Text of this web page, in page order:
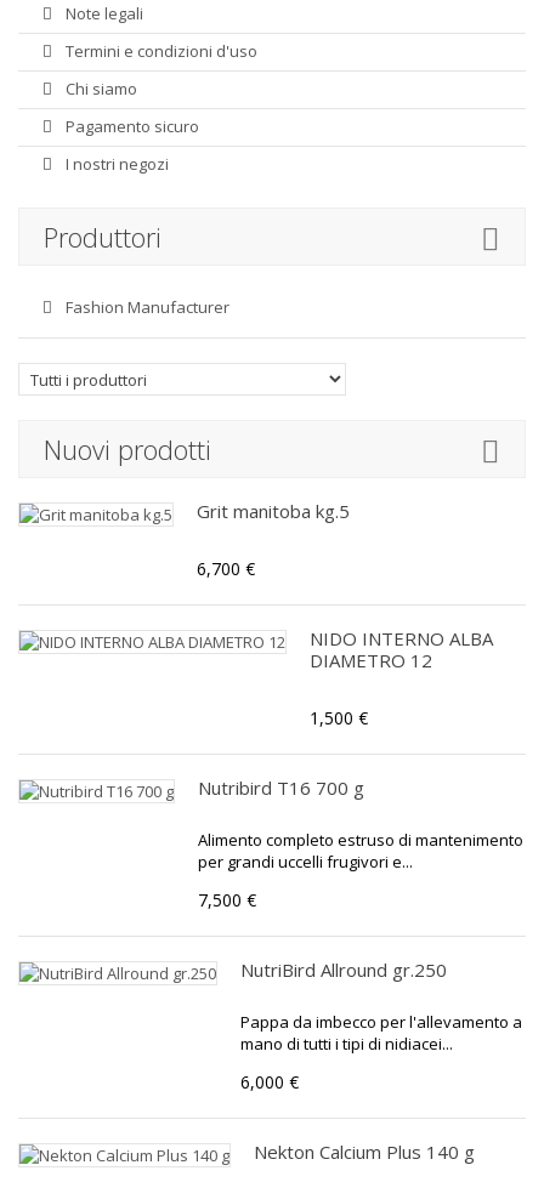
Note legali
Termini e condizioni d'uso
Chi siamo
Pagamento sicuro
I nostri negozi
Produttori
Fashion Manufacturer
Nuovi prodotti
Grit manitoba kg.5
6,700 €
NIDO INTERNO ALBA
DIAMETRO 12
1,500 €
Nutribird T16 700 g
Alimento completo estruso di mantenimento
per grandi uccelli frugivori e...
7,500 €
NutriBird Allround gr.250
Pappa da imbecco per l'allevamento a
mano di tutti i tipi di nidiacei...
6,000 €
Nekton Calcium Plus 140 g